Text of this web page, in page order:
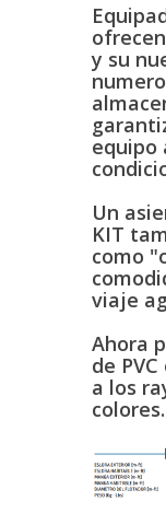
y su
equipo
Un
KIT
como
viaje
Ahora
de
a los
colores.